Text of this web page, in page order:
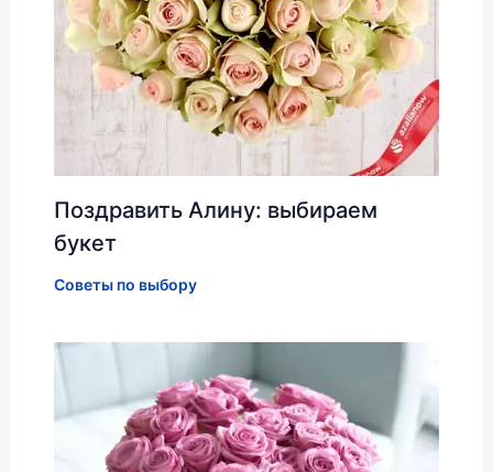
Поздравить Алину: выбираем
букет
Советы по выбору